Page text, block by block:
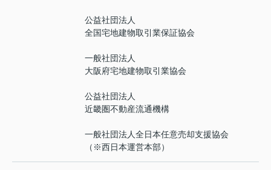
公益社団法人
全国宅地建物取引業保証協会
一般社団法人
大阪府宅地建物取引業協会
公益社団法人
近畿圏不動産流通機構
一般社団法人全日本任意売却支援協会
（※西日本運営本部）